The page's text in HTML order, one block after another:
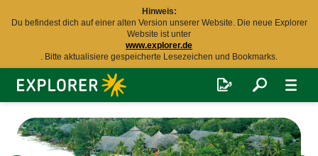
Hinweis:
Du befindest dich auf einer alten Version unserer Website. Die neue Explorer
Website ist unter
www.explorer.de
. Bitte aktualisiere gespeicherte Lesezeichen und Bookmarks.
Explorer
Fernreisen